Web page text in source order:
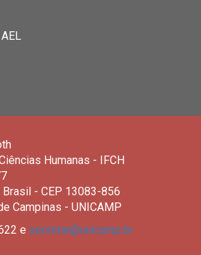
Humanas - IFCH
- CEP 13083-856
Campinas - UNICAMP
e secretar@unicamp.br